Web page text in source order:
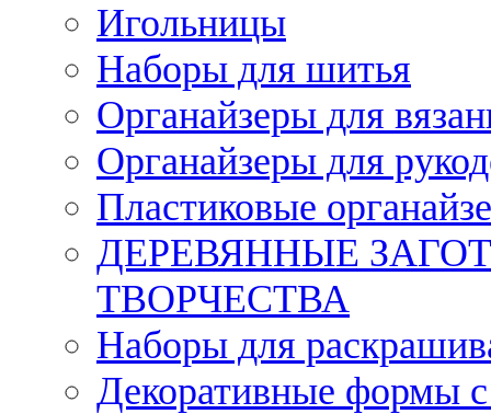
Игольницы
Наборы для шитья
Органайзеры для
Органайзеры для
Пластиковые
ДЕРЕВЯННЫЕ
ТВОРЧЕСТВА
Наборы для
Декоративные формы с